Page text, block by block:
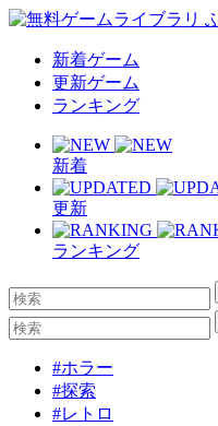
新着ゲーム
更新ゲーム
ランキング
新着
更新
ランキング
#ホラー
#探索
#レトロ